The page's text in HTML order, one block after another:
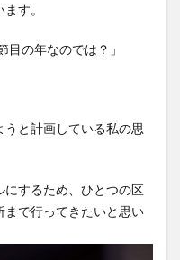
す。
目の年なのでは？」
と計画している私の思
するため、ひとつの区
で行ってきたいと思い